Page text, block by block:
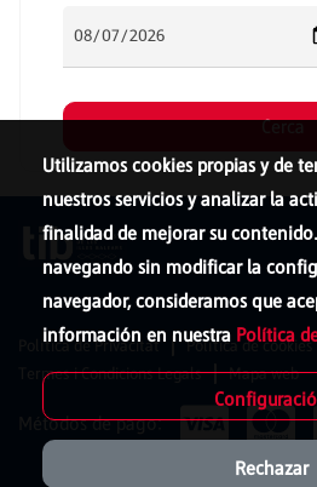
Utilizamos cookies propias y de
nuestros servicios y analizar la
finalidad de mejorar su
navegando sin modificar la
navegador, consideramos que
información en nuestra Política
Rechazar
Política de Privacitat
Política de cookies
Termes i Condicions Legals
Mapa web
Métodos de pago: